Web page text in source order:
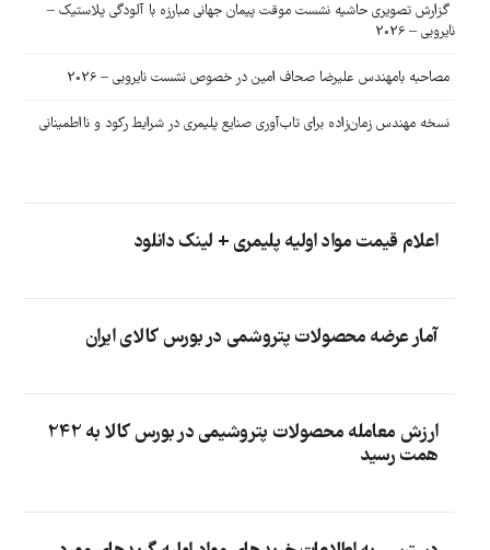
گزارش تصویری حاشیه نشست موقت پیمان جهانی مبارزه با آلودگی پلاستیک –
نایروبی – 2026
مصاحبه بامهندس علیرضا صحاف امین در خصوص نشست نایروبی – 2026
نسخه مهندس زمان‌زاده برای تاب‌آوری صنایع پلیمری در شرایط رکود و نااطمینانی
اعلام قیمت مواد اولیه پلیمری + لینک دانلود
آمار عرضه محصولات پتروشمی در بورس کالای ایران
ارزش معامله محصولات پتروشیمی در بورس کالا به 242
همت رسید